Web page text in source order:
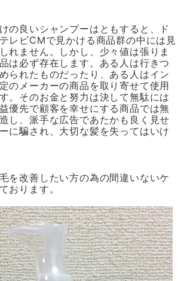
の良いシャンプーはともすると、ド
レビCMで見かける商品群の中には見
れません。しかし、少々値は張りま
は必ず存在します。ある人は行きつ
られたものだったり、ある人はイン
のメーカーの商品を取り寄せて使用
。そのお金と努力は決して無駄には
優先で顧客を幸せにする商品では無
し、派手な広告であたかも良く見せ
に騙され、大切な髪を失ってはいけ
を改善したい方の為の間違いないケ
おります。